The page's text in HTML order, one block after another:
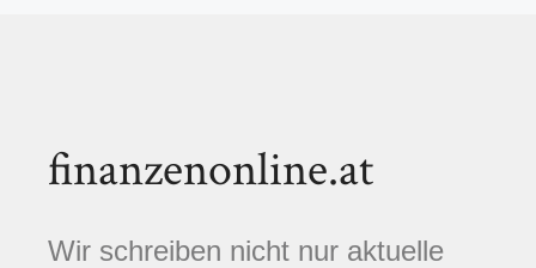
finanzenonline.at
Wir schreiben nicht nur aktuelle